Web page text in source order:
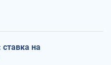
ставка на